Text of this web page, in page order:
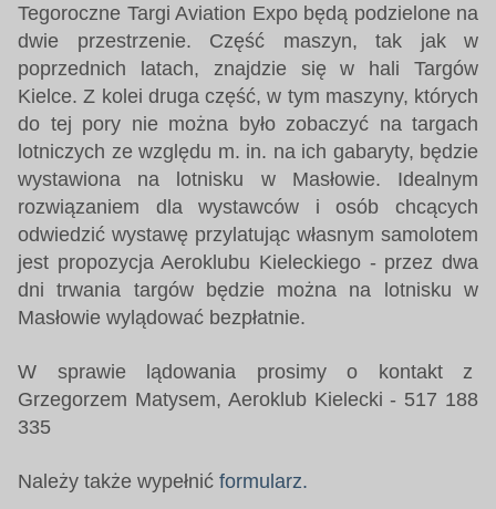
Tegoroczne Targi Aviation Expo będą podzielone na
dwie przestrzenie. Część maszyn, tak jak w
poprzednich latach, znajdzie się w hali Targów
Kielce. Z kolei druga część, w tym maszyny, których
do tej pory nie można było zobaczyć na targach
lotniczych ze względu m. in. na ich gabaryty, będzie
wystawiona na lotnisku w Masłowie. Idealnym
rozwiązaniem dla wystawców i osób chcących
odwiedzić wystawę przylatując własnym samolotem
jest propozycja Aeroklubu Kieleckiego - przez dwa
dni trwania targów będzie można na lotnisku w
Masłowie wylądować bezpłatnie.
W sprawie lądowania prosimy o kontakt z
Grzegorzem Matysem, Aeroklub Kielecki - 517 188
335
Należy także wypełnić formularz.